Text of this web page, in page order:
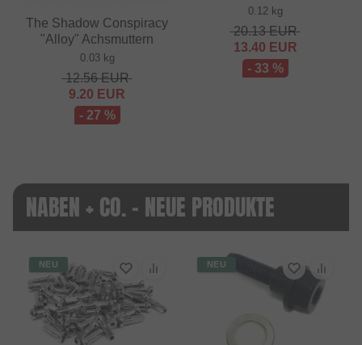
The Shadow Conspiracy
"Alloy" Achsmuttern
0.03 kg
12.56EUR
9.20 EUR
- 27 %
0.12 kg
20.13EUR
13.40 EUR
- 33 %
NABEN + CO. - NEUE PRODUKTE
NEU NEU